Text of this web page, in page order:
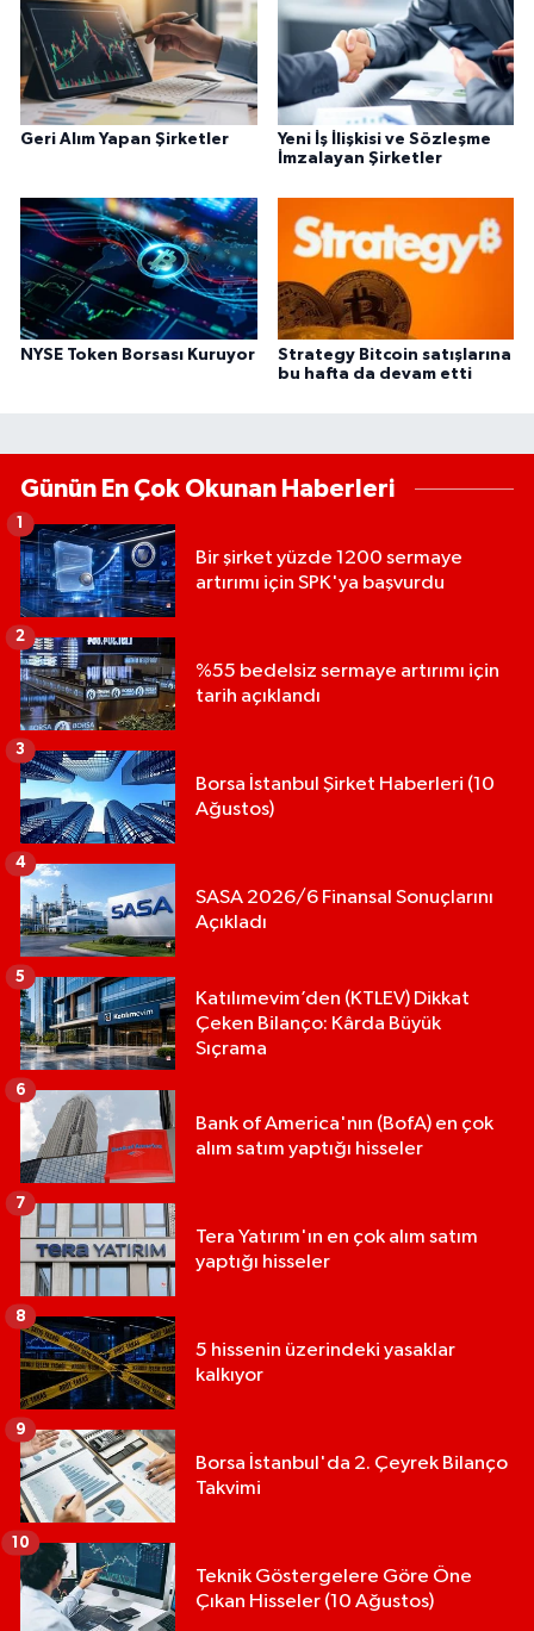
Geri Alım Yapan Şirketler
Yeni İş İlişkisi ve Sözleşme
İmzalayan Şirketler
NYSE Token Borsası Kuruyor
Strategy Bitcoin satışlarına
bu hafta da devam etti
Günün En Çok Okunan Haberleri
Bir şirket yüzde 1200 sermaye
artırımı için SPK'ya başvurdu
%55 bedelsiz sermaye artırımı için
tarih açıklandı
2
Borsa İstanbul Şirket Haberleri (10
Ağustos)
3
SASA 2026/6 Finansal Sonuçlarını
Açıkladı
4
Katılımevim’den (KTLEV) Dikkat
Çeken Bilanço: Kârda Büyük
Sıçrama
5
Bank of America'nın (BofA) en çok
alım satım yaptığı hisseler
6
Tera Yatırım'ın en çok alım satım
yaptığı hisseler
7
5 hissenin üzerindeki yasaklar
kalkıyor
8
Borsa İstanbul'da 2. Çeyrek Bilanço
Takvimi
9
Teknik Göstergelere Göre Öne
Çıkan Hisseler (10 Ağustos)
10